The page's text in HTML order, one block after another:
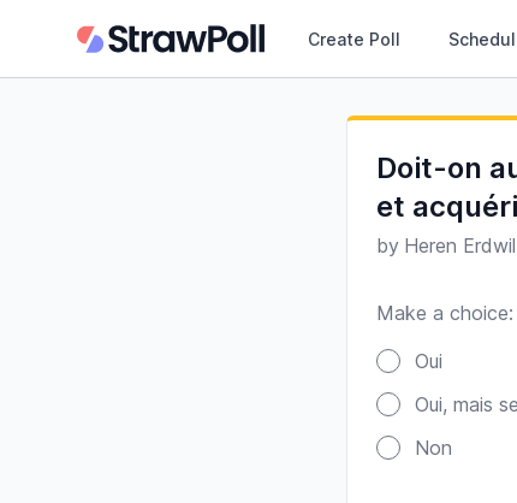
Create Poll
Doit-on
et
by Heren
Make a choice:
Oui
Oui, mais
Non